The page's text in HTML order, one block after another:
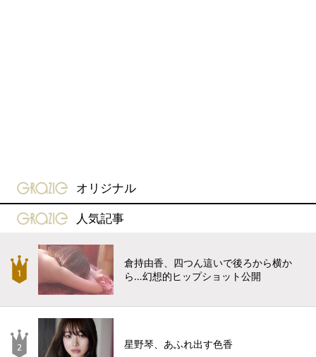
gravure-grazie
オリジナル
gravure-grazie
人気記事
倉持由香、四つん這いで後ろから横か
ら…幻想的ヒップショット公開
星野琴、あふれ出す色香